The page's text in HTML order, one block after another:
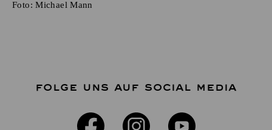
Foto: Michael Mann
FOLGE UNS AUF SOCIAL MEDIA